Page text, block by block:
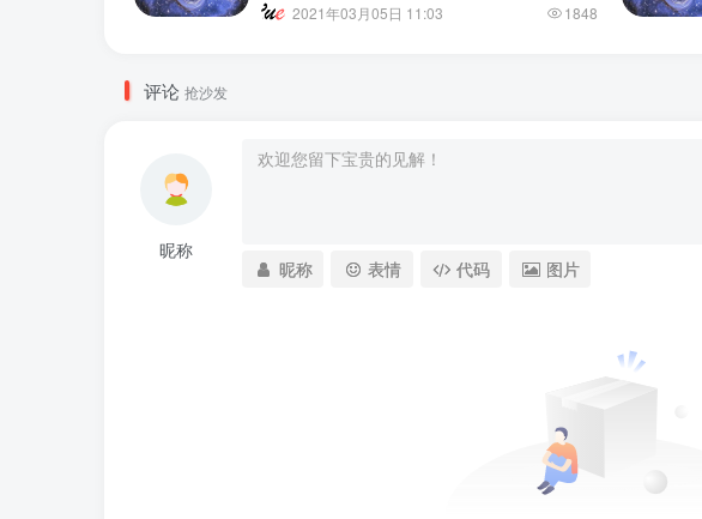
2021年03月05日 11:03 1848
评论 抢沙发
昵称
昵称 表情 代码 图片